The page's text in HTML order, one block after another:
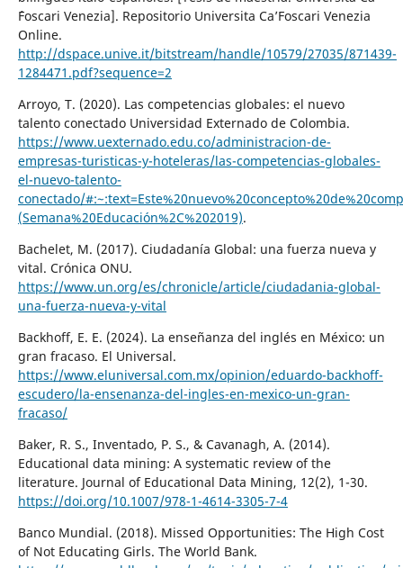
´Foscari Venezia]. Repositorio Universita Ca’Foscari Venezia
Online.
http://dspace.unive.it/bitstream/handle/10579/27035/871439-
1284471.pdf?sequence=2
Arroyo, T. (2020). Las competencias globales: el nuevo
talento conectado Universidad Externado de Colombia.
https://www.uexternado.edu.co/administracion-de-
empresas-turisticas-y-hoteleras/las-competencias-globales-
el-nuevo-talento-
conectado/
(Semana%20Educación%2C%202019).
Bachelet, M. (2017). Ciudadanía Global: una fuerza nueva y
vital. Crónica ONU.
https://www.un.org/es/chronicle/article/ciudadania-global-
una-fuerza-nueva-y-vital
Backhoff, E. E. (2024). La enseñanza del inglés en México: un
gran fracaso. El Universal.
https://www.eluniversal.com.mx/opinion/eduardo-backhoff-
escudero/la-ensenanza-del-ingles-en-mexico-un-gran-
fracaso/
Baker, R. S., Inventado, P. S., & Cavanagh, A. (2014).
Educational data mining: A systematic review of the
literature. Journal of Educational Data Mining, 12(2), 1-30.
https://doi.org/10.1007/978-1-4614-3305-7-4
Banco Mundial. (2018). Missed Opportunities: The High Cost
of Not Educating Girls. The World Bank.